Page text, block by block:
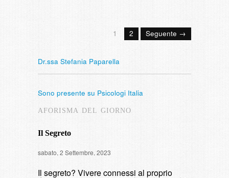
1 2 Seguente →
Dr.ssa Stefania Paparella
Sono presente su Psicologi Italia
AFORISMA DEL GIORNO
Il Segreto
sabato, 2 Settembre, 2023
Il segreto? Vivere connessi al proprio